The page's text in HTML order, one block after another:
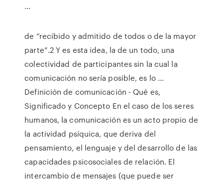
...
de “recibido y admitido de todos o de la mayor
parte”.2 Y es esta idea, la de un todo, una
colectividad de participantes sin la cual la
comunicación no sería posible, es lo …
Definición de comunicación - Qué es,
Significado y Concepto En el caso de los seres
humanos, la comunicación es un acto propio de
la actividad psíquica, que deriva del
pensamiento, el lenguaje y del desarrollo de las
capacidades psicosociales de relación. El
intercambio de mensajes (que puede ser